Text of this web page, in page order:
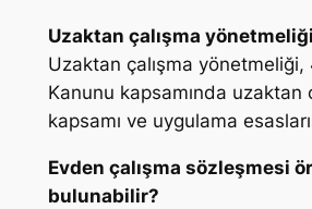
Uzaktan çalışma
Uzaktan çalışma yönetmeliği,
Kanunu kapsamında uzaktan
kapsamı ve uygulama
Evden çalışma sözleşmesi
bulunabilir?